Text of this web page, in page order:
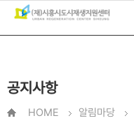
공지사항
HOME 알림마당